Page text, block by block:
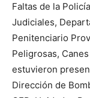
Faltas de la
Judiciales,
Penitenciario
Peligrosas,
estuvieron
Dirección de